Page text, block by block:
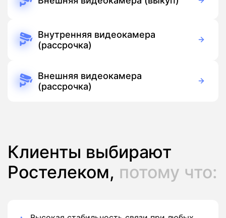
ПодпискаВнутренняя видеокамера
(рассрочка)
ПодпискаВнешняя видеокамера
(рассрочка)
Клиенты выбирают
Ростелеком, потому что: